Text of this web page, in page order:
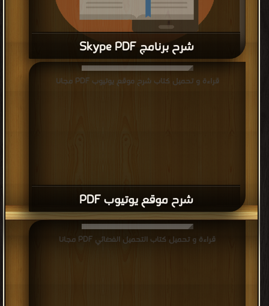
شرح برنامج Skype PDF
قراءة و تحميل كتاب شرح برنامج Skype PDF مجانا
شرح موقع يوتيوب PDF
قراءة و تحميل كتاب شرح موقع يوتيوب PDF مجانا
قراءة و تحميل كتاب التحميل الفضائي PDF مجانا